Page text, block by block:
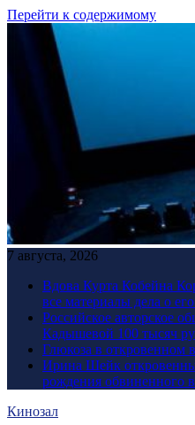
Перейти к содержимому
7 августа, 2026
Вдова Курта Кобейна
все материалы дела о
Российское авторское
Кадышевой 100 тысяч
Глюкоза в откровенном
Ирина Шейк
рождения обвиненного
Кинозал